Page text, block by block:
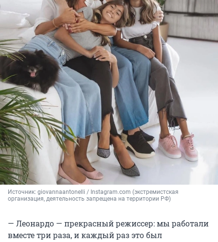
Источник: giovannaantonelli / Instagram.com (экстремистская
организация, деятельность запрещена на территории РФ)
— Леонардо — прекрасный режиссер: мы работали
вместе три раза, и каждый раз это был